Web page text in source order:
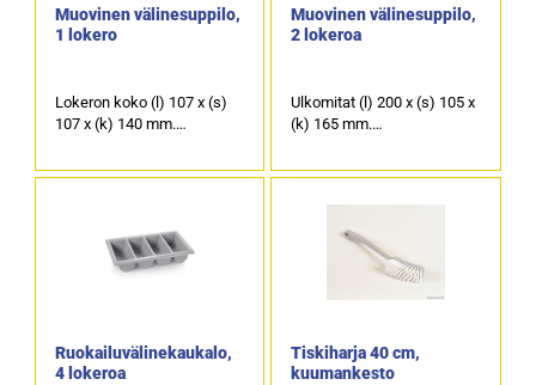
Muovinen välinesuppilo,
1 lokero
Lokeron koko (l) 107 x (s)
107 x (k) 140 mm.
Tuotekoodi 4297.
Muovinen välinesuppilo,
2 lokeroa
Ulkomitat (l) 200 x (s) 105 x
(k) 165 mm.
(s) 85 x (k) 115 mm.
Varustettu kahvalla.
Tuotekoodi 4470.
Ruokailuvälinekaukalo,
4 lokeroa
Tiskiharja 40 cm,
kuumankesto